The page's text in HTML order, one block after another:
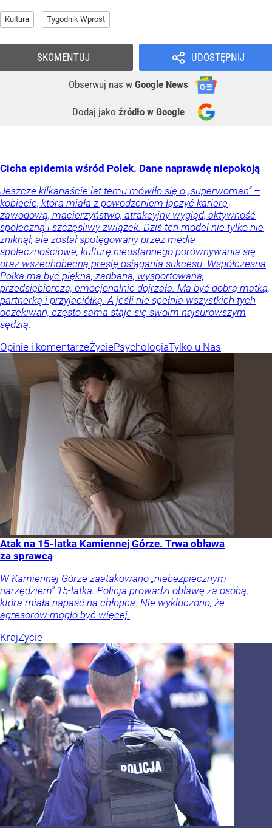
Kultura Tygodnik Wprost
UDOSTĘPNIJ
Obserwuj nas w Google News
Dodaj jako źródło w Google
SKOMENTUJ
Cicha epidemia wśród Polek. Dane naprawdę niepokoją
Jeszcze kilkanaście lat temu mówiło się o „superwoman” –
kobiecie, która miała z powodzeniem łączyć karierę
zawodową, macierzyństwo, atrakcyjny wygląd, aktywność
społeczną i szczęśliwy związek. Dziś ten model nie tylko nie
zniknął, ale został spotęgowany przez media
społecznościowe, kulturę nieustannego porównywania się
oraz wszechobecną presję osiągania sukcesu. Współczesna
Polka ma być piękna, zadbana, wysportowana,
przedsiębiorcza, emocjonalnie dojrzała. Ma być dobrą matką,
partnerką i przyjaciółką. A jeśli nie spełnia wszystkich tych
oczekiwań, często sama staje się swoim najsurowszym
sędzią.
Opinie i komentarzeŻyciePsychologiaTylko u Nas
Atak na 15-latka Kamiennej Górze. Trwa obława
za sprawcą
W Kamiennej Górze zaatakowano „niebezpiecznym
narzędziem” 15-latka. Policja prowadzi obławę za osobą,
która miała napaść na chłopca. Nie wykluczono, że
agresorów mogło być więcej.
KrajŻycie